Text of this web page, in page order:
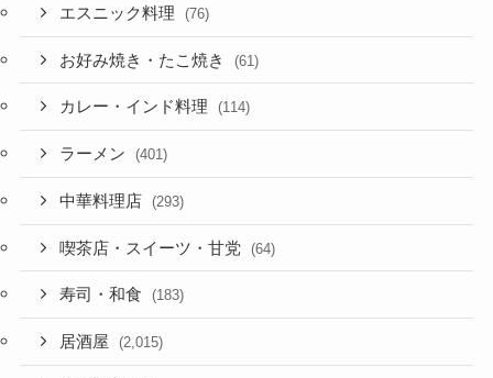
エスニック料理 (76)
お好み焼き・たこ焼き (61)
カレー・インド料理 (114)
ラーメン (401)
中華料理店 (293)
喫茶店・スイーツ・甘党 (64)
寿司・和食 (183)
居酒屋 (2,015)